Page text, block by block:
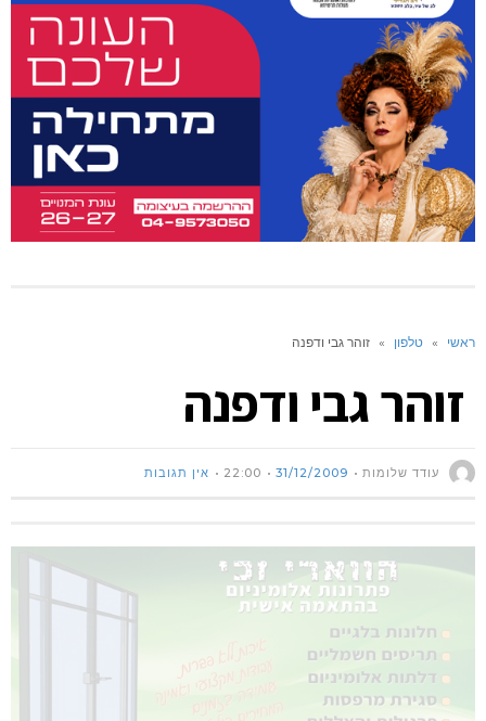
ראשי » טלפון » זוהר גבי ודפנה
זוהר גבי ודפנה
עודד שלומות 31/12/2009
22:00 אין תגובות